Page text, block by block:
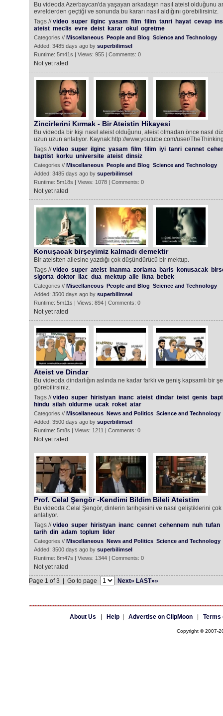
Bu videoda Azerbaycan'da yaşayan arkadaşın nasıl ateist olduğunu
evrelderden geçtiği ve sonunda bu kararı nasıl aldığını görebilirsiniz.
Tags //video super ilginc yasam film filim tanri hayat cevap
ateist meclis evre deist karar okul ogretme
Categories // Miscellaneous People and Blog Science and Technology
Added: 3485 days ago by superbilimsel
Runtime: 5m41s | Views: 955 | Comments: 0
Not yet rated
Zincirlerini Kırmak - Bir Ateistin Hikayesi
Bu videoda bir kişi nasıl ateist olduğunu, ateist olmadan önce nasıl
uzun uzun anlatıyor. Kaynak:http://www.youtube.com/user/
Tags //video super ilginc yasam film filim iyi tanri cennet
baptist
korku universite ateist dinsiz
Categories // Miscellaneous People and Blog Science and Technology
Added: 3485 days ago by superbilimsel
Runtime: 5m18s | Views: 1078 | Comments: 0
Not yet rated
Konuşacak birşeyimiz kalmadı demektir
Bir ateistten ailesine yazdığı çok düşündürücü bir mektup.
Tags //video super ateist inanma zorlama baris konusacak
sigorta doktor ilac dua mektup aile ikna bebek
Categories // Miscellaneous People and Blog Science and Technology
Added: 3500 days ago by superbilimsel
Runtime: 5m11s | Views: 894 | Comments: 0
Not yet rated
Ateist ve Dindar
Bu videoda dindarlığın aslında ne kadar farklı ve geniş kapsamlı bir
görebilirsiniz.
Tags //video super hiristyan inanc ateist dindar teist genis
hindu silah oldurme ucak roket atar
Categories // Miscellaneous News and Politics Science and Technology
Added: 3500 days ago by superbilimsel
Runtime: 5m8s | Views: 1211 | Comments: 0
Not yet rated
Prof. Celal Şengör -Kendimi Bildim Bileli Ateistim
Bu videoda Celal Şengör, dinlerin tarihçesini ve nasıl geliştiklerini çok
anlatıyor.
Tags //video super hiristyan inanc cennet cehennem nuh tufan
tarih din adam toplum lider
Categories // Miscellaneous News and Politics Science and Technology
Added: 3500 days ago by superbilimsel
Runtime: 8m47s | Views: 1344 | Comments: 0
Not yet rated
Page 1 of 3 | Go to page
Next» LAST»»
About Us Help| Advertise on ClipMoon| Terms
Copyright © 2007-